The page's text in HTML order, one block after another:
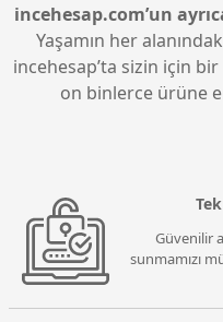
incehesap.com’un
Yaşamın her
incehesap’ta sizin için
on binlerce ürüne
Güvenilir
sunmamızı